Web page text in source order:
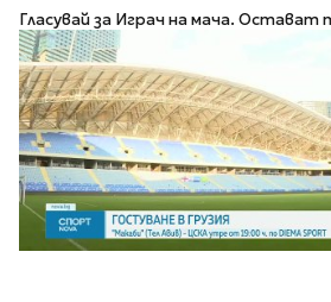
Гласувай за Играч на мача. Остават